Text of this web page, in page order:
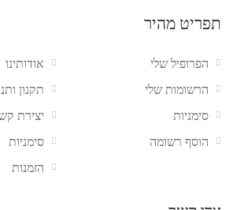
תפריט מהיר
אודותינו
תקנון
יצירת
סימניות
הזמנות
הפרופיל שלי
הרשומות שלי
סימניות
הוסף רשומה